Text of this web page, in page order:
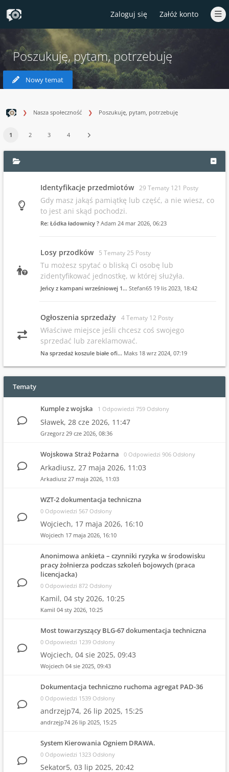
Zaloguj się Załóż konto
Poszukuję, pytam, potrzebuję
Nowy temat
Nasza społeczność Poszukuję, pytam, potrzebuję
1 2 3 4
Identyfikacje przedmiotów 29 Tematy 121 Posty
Gdy masz jakąś pamiątkę lub część, a nie wiesz, co
to jest ani skąd pochodzi.
Re: Łódka ładownicy ? Adam 24 mar 2026, 06:23
Losy przodków 5 Tematy 25 Posty
Tu możesz spytać o bliską Ci osobę lub
zidentyfikować jednostkę, w której służyła.
Jeńcy z kampani wrześniowej 1… Stefan65 19 lis 2023, 18:42
Ogłoszenia sprzedaży 4 Tematy 12 Posty
Właściwe miejsce jeśli chcesz coś swojego
sprzedać lub zareklamować.
Na sprzedaż koszule białe ofi… Maks 18 wrz 2024, 07:19
Tematy
Kumple z wojska 1 Odpowiedzi 759 Odsłony
Sławek, 28 cze 2026, 11:47
Grzegorz 29 cze 2026, 08:36
Wojskowa Straż Pożarna 0 Odpowiedzi 906 Odsłony
Arkadiusz, 27 maja 2026, 11:03
Arkadiusz 27 maja 2026, 11:03
WZT-2 dokumentacja techniczna
0 Odpowiedzi 567 Odsłony
Wojciech, 17 maja 2026, 16:10
Wojciech 17 maja 2026, 16:10
Anonimowa ankieta – czynniki ryzyka w środowisku
pracy żołnierza podczas szkoleń bojowych (praca
licencjacka)
0 Odpowiedzi 872 Odsłony
Kamil, 04 sty 2026, 10:25
Kamil 04 sty 2026, 10:25
Most towarzyszący BLG-67 dokumentacja techniczna
0 Odpowiedzi 1239 Odsłony
Wojciech, 04 sie 2025, 09:43
Wojciech 04 sie 2025, 09:43
Dokumentacja techniczno ruchoma agregat PAD-36
0 Odpowiedzi 1539 Odsłony
andrzejp74, 26 lip 2025, 15:25
andrzejp74 26 lip 2025, 15:25
System Kierowania Ogniem DRAWA.
0 Odpowiedzi 1323 Odsłony
Sekator5, 03 lip 2025, 20:42